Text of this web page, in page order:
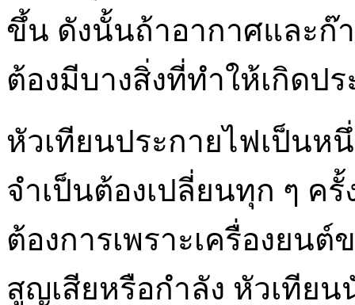
ขึ้น ดังนั้นถ้าอากาศและก๊
ต้องมีบางสิ่งที่ทำให้เกิดป
หัวเทียนประกายไฟเป็นห
จำเป็นต้องเปลี่ยนทุก ๆ ค
ต้องการเพราะเครื่องยน
สูญเสียหรือกำลัง หัวเทีย